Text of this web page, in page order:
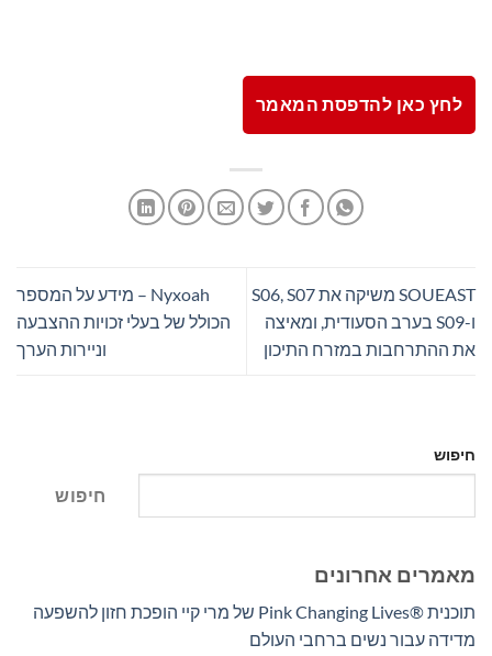
לחץ כאן להדפסת המאמר
SOUEAST משיקה את S06, S07
ו-S09 בערב הסעודית, ומאיצה
את ההתרחבות במזרח התיכון
Nyxoah – מידע על המספר
הכולל של בעלי זכויות ההצבעה
וניירות הערך
חיפוש
חיפוש
מאמרים אחרונים
תוכנית Pink Changing Lives®‎ של מרי קיי הופכת חזון להשפעה
מדידה עבור נשים ברחבי העולם